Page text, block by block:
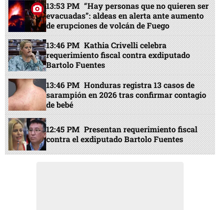
13:53 PM “Hay personas que no quieren ser
evacuadas”: aldeas en alerta ante aumento
de erupciones de volcán de Fuego
13:46 PM Kathia Crivelli celebra
requerimiento fiscal contra exdiputado
Bartolo Fuentes
13:46 PM Honduras registra 13 casos de
sarampión en 2026 tras confirmar contagio
de bebé
12:45 PM Presentan requerimiento fiscal
contra el exdiputado Bartolo Fuentes